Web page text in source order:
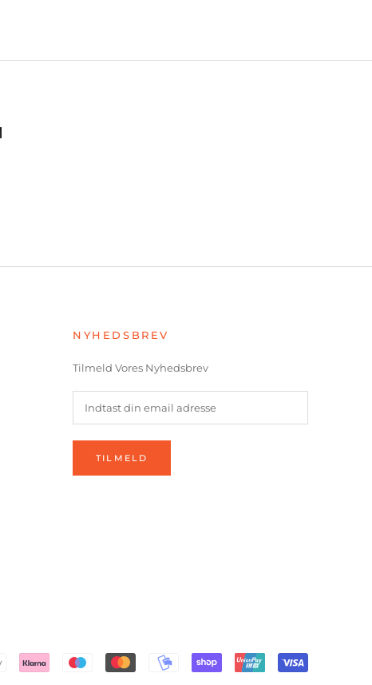
NYHEDSBREV
Tilmeld Vores Nyhedsbrev
TILMELD